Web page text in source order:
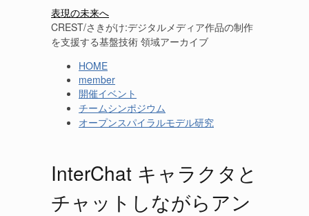
表現の未来へ
CREST/さきがけ:デジタルメディア作品の制作
を支援する基盤技術 領域アーカイブ
HOME
member
開催イベント
チームシンポジウム
オープンスパイラルモデル研究
InterChat キャラクタと
チャットしながらアン